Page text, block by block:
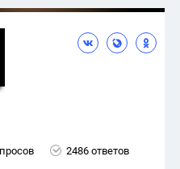
2486 ответов